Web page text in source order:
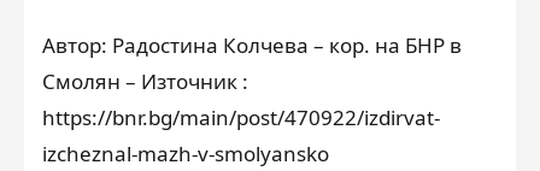
Автор: Радостина Колчева – кор. на БНР в
Смолян – Източник :
https://bnr.bg/main/post/470922/izdirvat-
izcheznal-mazh-v-smolyansko